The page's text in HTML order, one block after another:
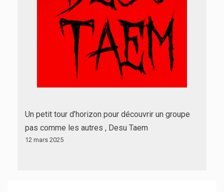
Un petit tour d’horizon pour découvrir un groupe
pas comme les autres , Desu Taem
12 mars 2025